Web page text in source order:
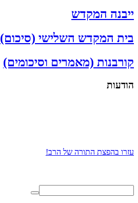
ייבנה המקדש
בית המקדש השלישי (סיכום)
קורבנות (מאמרים וסיכומים)
הודעות
עזרו בהפצת התורה של הרב!